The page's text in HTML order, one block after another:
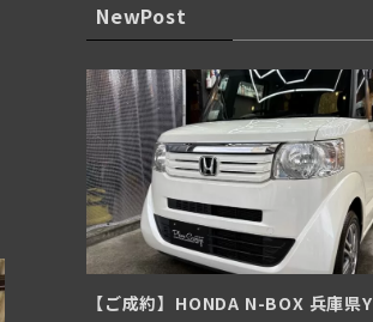
NewPost
【ご成約】HONDA N-BOX 兵庫県